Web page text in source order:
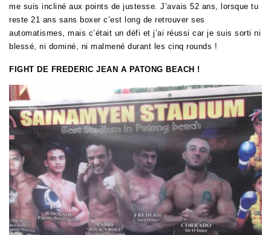
me suis incliné aux points de justesse. J’avais 52 ans, lorsque tu
reste 21 ans sans boxer c’est long de retrouver ses
automatismes, mais c’était un défi et j’ai réussi car je suis sorti ni
blessé, ni dominé, ni malmené durant les cinq rounds !
FIGHT DE FREDERIC JEAN A PATONG BEACH !